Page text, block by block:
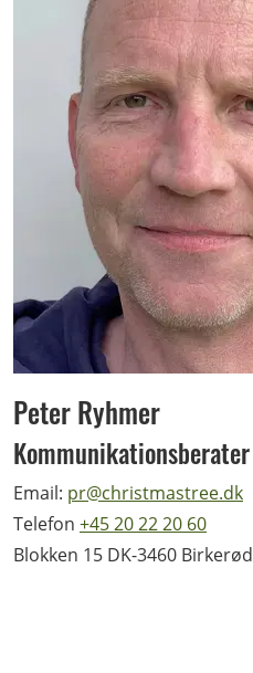
Peter Ryhmer
Kommunikationsberater
Email: pr@christmastree.dk
Telefon +45 20 22 20 60
Blokken 15 DK-3460 Birkerød